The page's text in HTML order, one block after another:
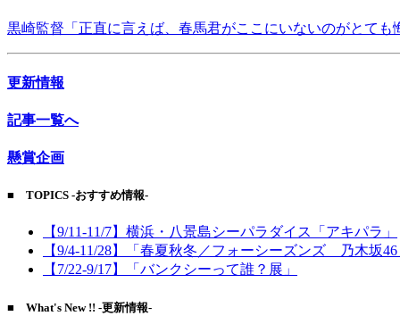
黒崎監督「正直に言えば、春馬君がここにいないのがとても
更新情報
記事一覧へ
懸賞企画
■ TOPICS -おすすめ情報-
【9/11-11/7】横浜・八景島シーパラダイス「アキパラ」
【9/4-11/28】「春夏秋冬／フォーシーズンズ 乃木坂46
【7/22-9/17】「バンクシーって誰？展」
■ What's New !! -更新情報-